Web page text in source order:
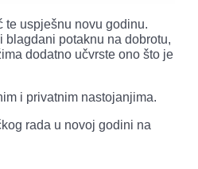
te uspješnu novu godinu.
blagdani potaknu na dobrotu,
dodatno učvrste ono što je
i privatnim nastojanjima.
rada u novoj godini na